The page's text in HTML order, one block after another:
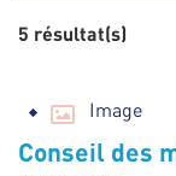
5 résultat(s)
Image
Conseil des